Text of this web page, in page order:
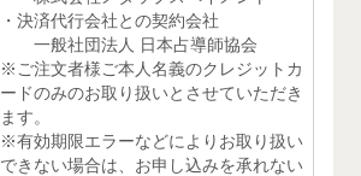
・決済代行会社との契約会社
一般社団法人 日本占導師協会
※ご注文者様ご本人名義のクレジットカ
ードのみのお取り扱いとさせていただき
ます。
※有効期限エラーなどによりお取り扱い
できない場合は、お申し込みを承れない